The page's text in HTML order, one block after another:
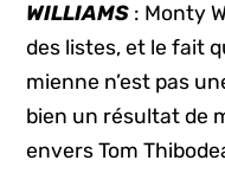
WILLIAMS : Monty
des listes, et le fait
mienne n’est pas
bien un résultat de
envers Tom